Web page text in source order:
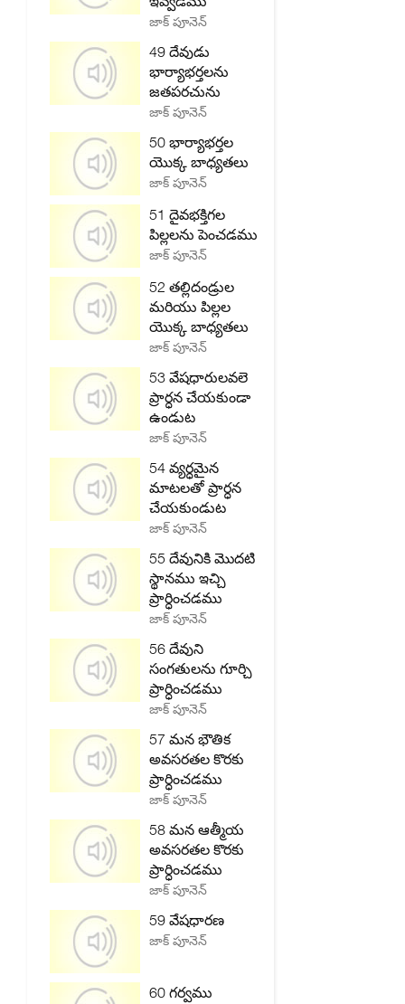
జాక్ పూనెన్
49 దేవుడు
భార్యాభర్తలను
జతపరచును
జాక్ పూనెన్
50 భార్యాభర్తల
యొక్క బాధ్యతలు
జాక్ పూనెన్
51 దైవభక్తిగల
పిల్లలను పెంచడము
జాక్ పూనెన్
52 తల్లిదండ్రుల
మరియు పిల్లల
యొక్క బాధ్యతలు
జాక్ పూనెన్
53 వేషధారులవలె
ప్రార్ధన చేయకుండా
ఉండుట
జాక్ పూనెన్
54 వ్యర్ధమైన
మాటలతో ప్రార్ధన
చేయకుండుట
జాక్ పూనెన్
55 దేవునికి మొదటి
స్థానము ఇచ్చి
ప్రార్ధించడము
జాక్ పూనెన్
56 దేవుని
సంగతులను గూర్చి
ప్రార్ధించడము
జాక్ పూనెన్
57 మన భౌతిక
అవసరతల కొరకు
ప్రార్ధించడము
జాక్ పూనెన్
58 మన ఆత్మీయ
అవసరతల కొరకు
ప్రార్ధించడము
జాక్ పూనెన్
59 వేషధారణ
జాక్ పూనెన్
60 గర్వము